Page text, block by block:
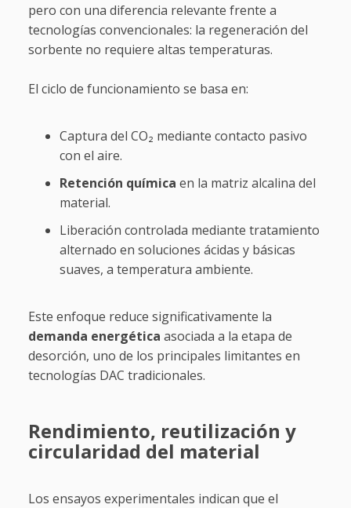
pero con una diferencia relevante frente a
tecnologías convencionales: la regeneración del
sorbente no requiere altas temperaturas.
El ciclo de funcionamiento se basa en:
Captura del CO₂ mediante contacto pasivo
con el aire.
Retención química en la matriz alcalina del
material.
Liberación controlada mediante tratamiento
alternado en soluciones ácidas y básicas
suaves, a temperatura ambiente.
Este enfoque reduce significativamente la
demanda energética asociada a la etapa de
desorción, uno de los principales limitantes en
tecnologías DAC tradicionales.
Rendimiento, reutilización y
circularidad del material
Los ensayos experimentales indican que el